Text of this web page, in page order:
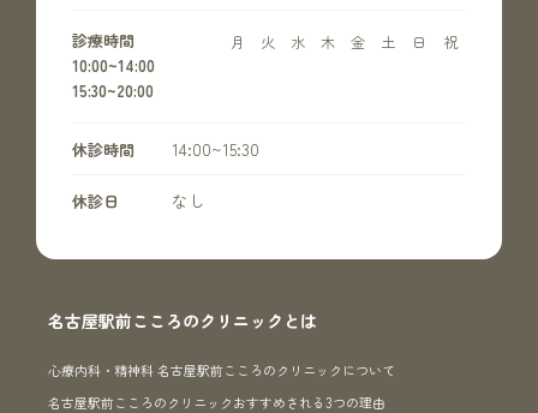
診療時間 月 火 水 木 金 土 日 祝
10:00~14:00
15:30~20:00
休診時間 14:00~15:30
休診日 なし
名古屋駅前こころのクリニックとは
心療内科・精神科 名古屋駅前こころのクリニックについて
名古屋駅前こころのクリニックおすすめされる3つの理由